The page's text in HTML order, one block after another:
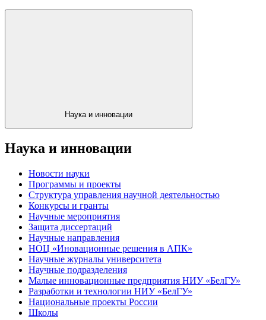
Наука и инновации
Наука и инновации
Новости науки
Программы и проекты
Структура управления научной деятельностью
Конкурсы и гранты
Научные мероприятия
Защита диссертаций
Научные направления
НОЦ «Иновационные решения в АПК»
Научные журналы университета
Научные подразделения
Малые инновационные предприятия НИУ «БелГУ»
Разработки и технологии НИУ «БелГУ»
Национальные проекты России
Школы